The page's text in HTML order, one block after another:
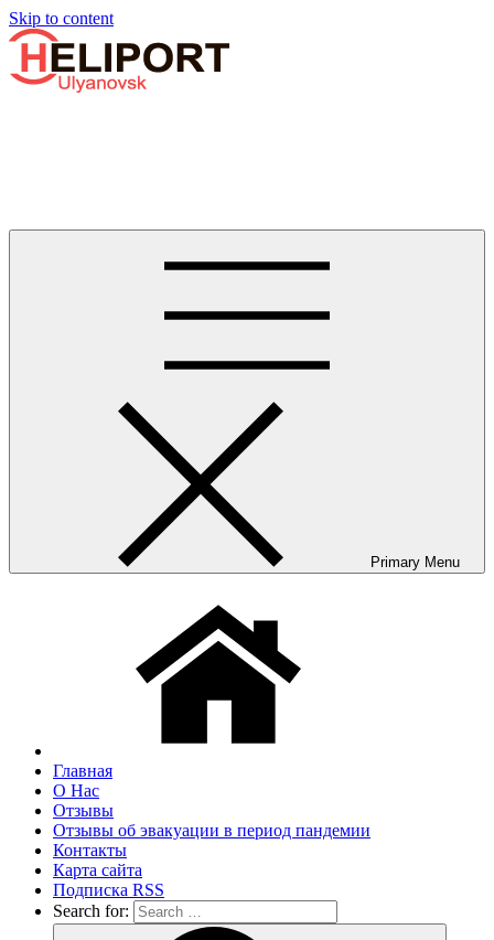
Skip to content
Primary Menu
Главная
О Нас
Отзывы
Отзывы об эвакуации в период пандемии
Контакты
Карта сайта
Подписка RSS
Search for: